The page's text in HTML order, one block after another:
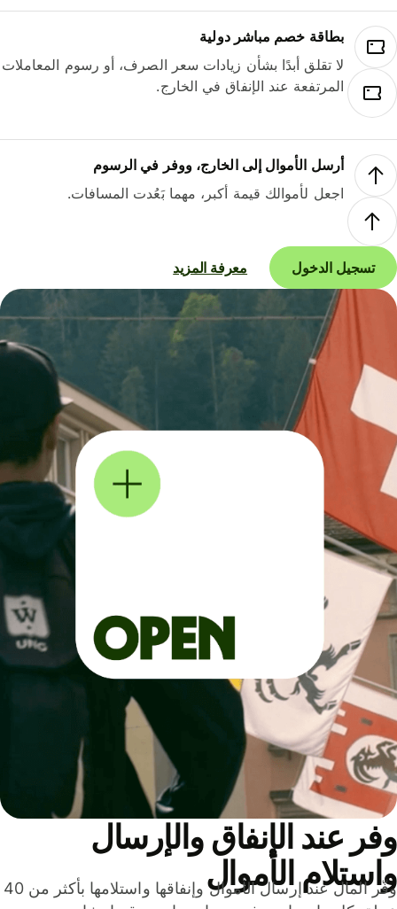
بطاقة خصم مباشر دولية
لا تقلق أبدًا بشأن زيادات سعر الصرف، أو رسوم المعاملات
المرتفعة عند الإنفاق في الخارج.
أرسل الأموال إلى الخارج، ووفر في الرسوم
اجعل لأموالك قيمة أكبر، مهما بَعُدت المسافات.
تسجيل الدخول معرفة المزيد
عند الإنفاق والإرسال
الأموال
وفّر المال عند إرسال الأموال وإنفاقها واستلامها بأكثر من 40